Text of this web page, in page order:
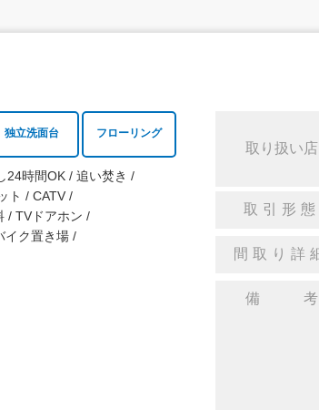
独立洗面台 フローリング
24時間OK
追い焚き
ト
CATV
TVドアホン
イク置き場
取り扱い店
取引形態
間取り詳
備 考